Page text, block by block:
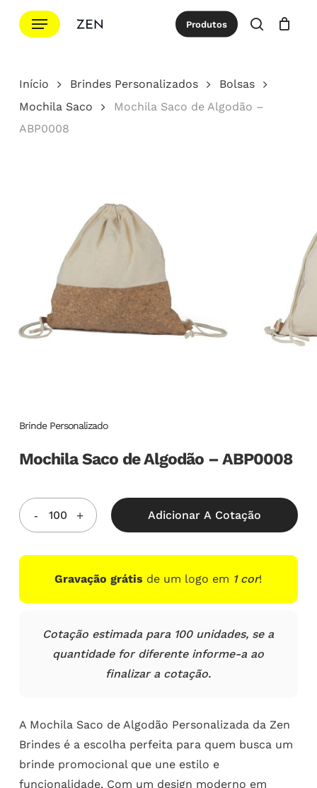
para
principal
Menu Produtos
procurar
Cotação Close
Início Brindes Personalizados
Bolsas
Mochila Saco
Mochila Saco de Algodão –
ABP0008
Brinde Personalizado
Mochila Saco de Algodão – ABP0008
Adicionar A Cotação
Gravação grátis de um logo em 1 cor!
Cotação estimada para 100 unidades, se a
quantidade for diferente informe-a ao
finalizar a cotação.
A Mochila Saco de Algodão Personalizada da Zen
Brindes é a escolha perfeita para quem busca um
brinde promocional que une estilo e
funcionalidade. Com um design moderno em